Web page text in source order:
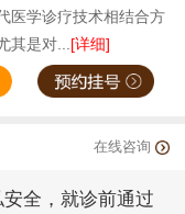
医学诊疗技术相结合方
其是对...[详细]
在线咨询
全，就诊前通过